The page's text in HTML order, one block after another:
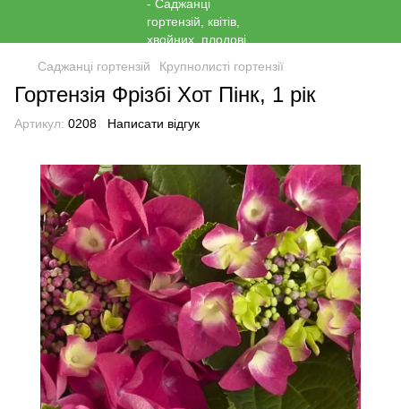
Саджанці гортензій Крупнолисті гортензії
Гортензія Фрізбі Хот Пінк, 1 рік
Артикул: 0208 Написати відгук